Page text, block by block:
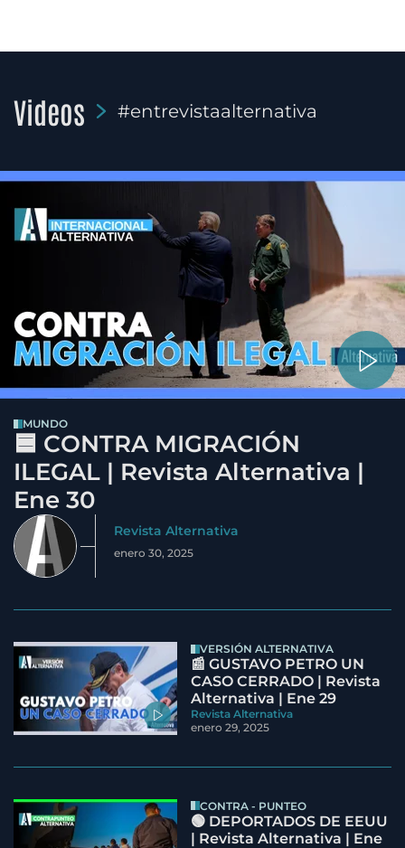
Videos #entrevistaalternativa
MUNDO
🟦 CONTRA MIGRACIÓN
ILEGAL | Revista Alternativa |
Ene 30
Revista Alternativa
enero 30, 2025
VERSIÓN ALTERNATIVA
📰 GUSTAVO PETRO UN
CASO CERRADO | Revista
Alternativa | Ene 29
Revista Alternativa
enero 29, 2025
CONTRA - PUNTEO
🟢 DEPORTADOS DE EEUU
| Revista Alternativa | Ene